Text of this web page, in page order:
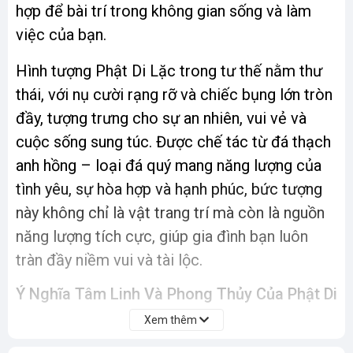
hợp để bài trí trong không gian sống và làm
việc của bạn.
Hình tượng Phật Di Lặc trong tư thế nằm thư
thái, với nụ cười rạng rỡ và chiếc bụng lớn tròn
đầy, tượng trưng cho sự an nhiên, vui vẻ và
cuộc sống sung túc. Được chế tác từ đá thạch
anh hồng – loại đá quý mang năng lượng của
tình yêu, sự hòa hợp và hạnh phúc, bức tượng
này không chỉ là vật trang trí mà còn là nguồn
năng lượng tích cực, giúp gia đình bạn luôn
tràn đầy niềm vui và tài lộc.
Ý Nghĩa Tâm Linh Và Phong Thủy Của Phật Di
Xem thêm